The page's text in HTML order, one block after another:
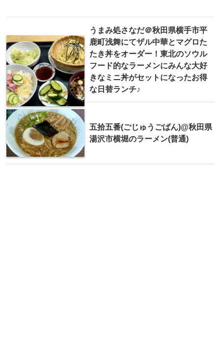
うまみ処さなだ＠秋田県横手市平
鹿町浅舞にてザル中華とマグロた
たき丼をオーダー！東北のソウル
フード的なラーメンにみんな大好
きなミニ丼がセットになったお得
な日替ランチ♪
五拾五番(ごじゅうごばん)@秋田県
湯沢市横堀のラーメン(普通)